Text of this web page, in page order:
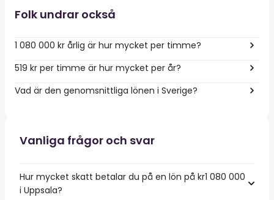
Folk undrar också
1 080 000 kr årlig är hur mycket per timme?
519 kr per timme är hur mycket per år?
Vad är den genomsnittliga lönen i Sverige?
Vanliga frågor och svar
Hur mycket skatt betalar du på en lön på kr1 080 000
i Uppsala?